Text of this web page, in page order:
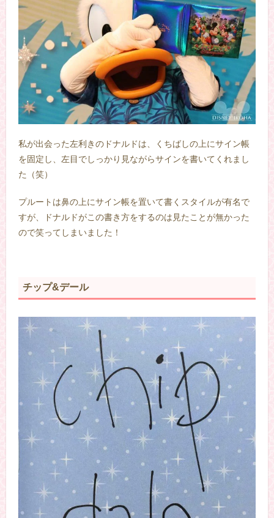
私が出会った左利きのドナルドは、くちばしの上にサイン帳
を固定し、左目でしっかり見ながらサインを書いてくれまし
た（笑）
プルートは鼻の上にサイン帳を置いて書くスタイルが有名で
すが、ドナルドがこの書き方をするのは見たことが無かった
ので笑ってしまいました！
チップ&デール